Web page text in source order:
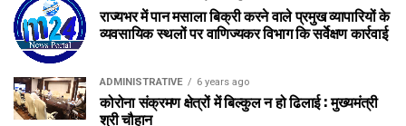
राज्यभर में पान मसाला बिक्री करने वाले प्रमुख व्यापारियों के
व्यवसायिक स्थलों पर वाणिज्यकर विभाग कि सर्वेक्षण कार्रवाई
ADMINISTRATIVE 6 years ago
कोरोना संक्रमण क्षेत्रों में बिल्कुल न हो ढिलाई : मुख्यमंत्री
श्री चौहान